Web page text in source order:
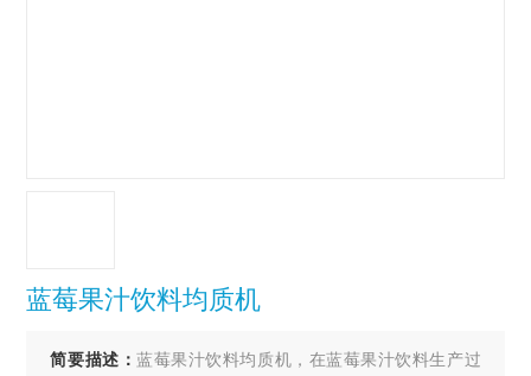
蓝莓果汁饮料均质机
简要描述：蓝莓果汁饮料均质机，在蓝莓果汁饮料生产过